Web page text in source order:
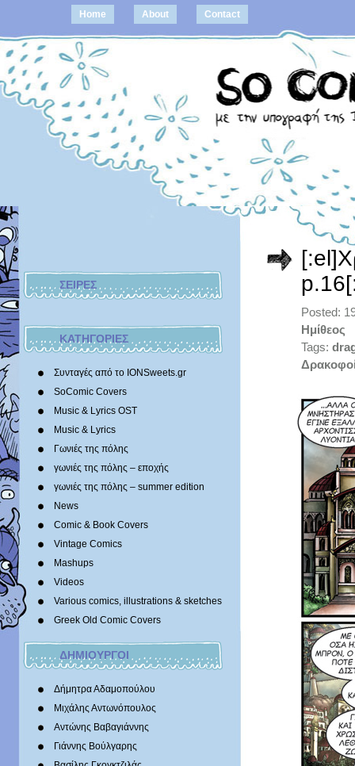
Home About Contact
ΣΕΙΡΕΣ
ΚΑΤΗΓΟΡΙΕΣ
Συνταγές από το IONSweets.gr
SoComic Covers
Music & Lyrics OST
Music & Lyrics
Γωνιές της πόλης
γωνιές της πόλης – εποχής
γωνιές της πόλης – summer edition
News
Comic & Book Covers
Vintage Comics
Mashups
Videos
Various comics, illustrations & sketches
Greek Old Comic Covers
ΔΗΜΙΟΥΡΓΟΙ
Δήμητρα Αδαμοπούλου
Μιχάλης Αντωνόπουλος
Αντώνης Βαβαγιάννης
Γιάννης Βούλγαρης
Posted:
Ημίθεος
Tags: